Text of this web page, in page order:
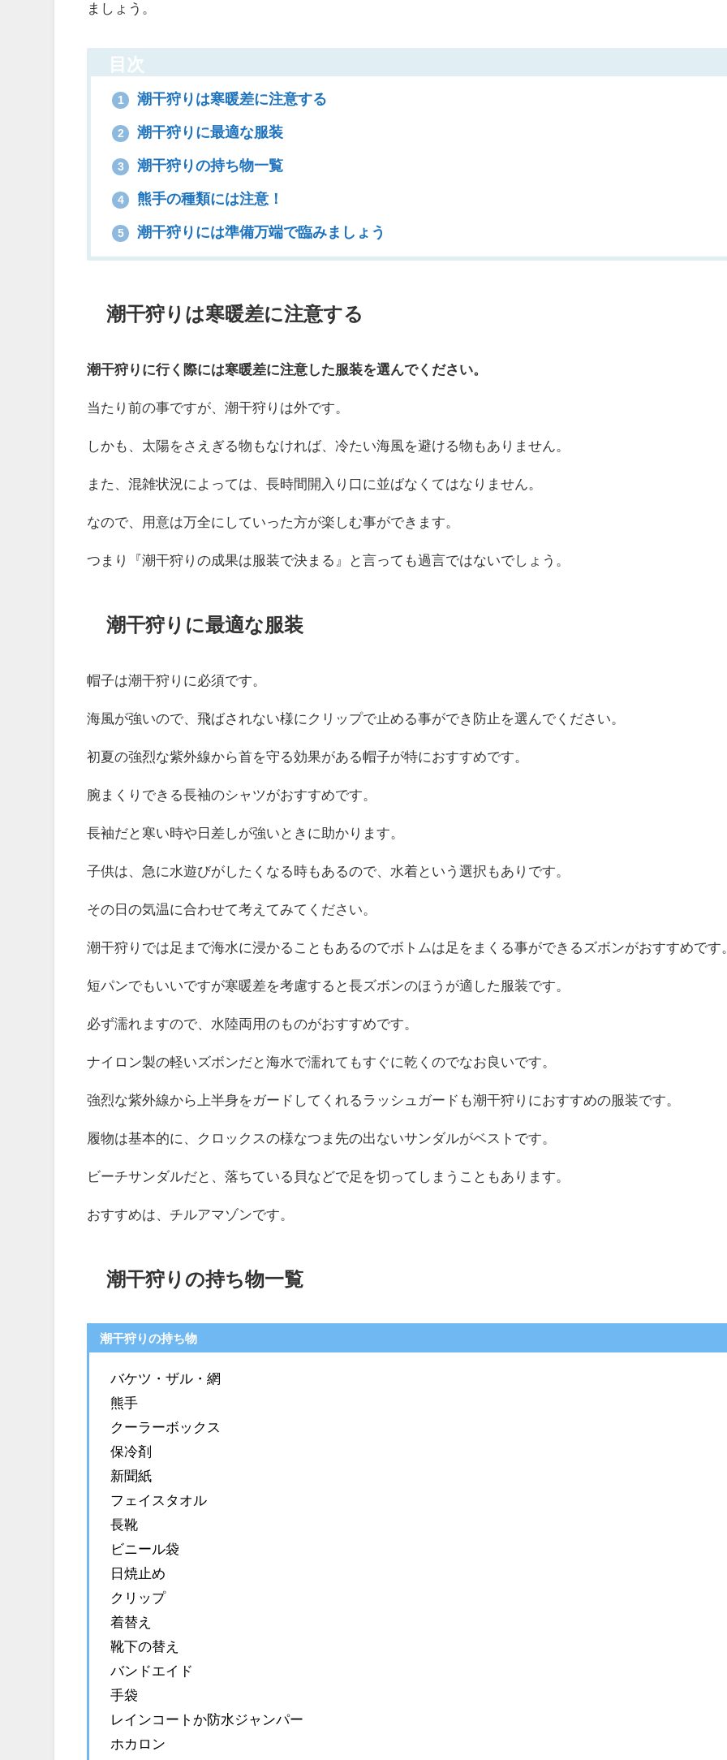
ましょう。
目次
1 潮干狩りは寒暖差に注意する
2 潮干狩りに最適な服装
3 潮干狩りの持ち物一覧
4 熊手の種類には注意！
5 潮干狩りには準備万端で臨みましょう
潮干狩りは寒暖差に注意する
潮干狩りに行く際には寒暖差に注意した服装を選んでください。
当たり前の事ですが、潮干狩りは外です。
しかも、太陽をさえぎる物もなければ、冷たい海風を避ける物もありません。
また、混雑状況によっては、長時間開入り口に並ばなくてはなりません。
なので、用意は万全にしていった方が楽しむ事ができます。
つまり『潮干狩りの成果は服装で決まる』と言っても過言ではないでしょう。
潮干狩りに最適な服装
帽子は潮干狩りに必須です。
海風が強いので、飛ばされない様にクリップで止める事ができ防止を選んでください。
初夏の強烈な紫外線から首を守る効果がある帽子が特におすすめです。
腕まくりできる長袖のシャツがおすすめです。
長袖だと寒い時や日差しが強いときに助かります。
子供は、急に水遊びがしたくなる時もあるので、水着という選択もありです。
その日の気温に合わせて考えてみてください。
潮干狩りでは足まで海水に浸かることもあるのでボトムは足をまくる事ができるズボンがおすすめです
短パンでもいいですが寒暖差を考慮すると長ズボンのほうが適した服装です。
必ず濡れますので、水陸両用のものがおすすめです。
ナイロン製の軽いズボンだと海水で濡れてもすぐに乾くのでなお良いです。
強烈な紫外線から上半身をガードしてくれるラッシュガードも潮干狩りにおすすめの服装です。
履物は基本的に、クロックスの様なつま先の出ないサンダルがベストです。
ビーチサンダルだと、落ちている貝などで足を切ってしまうこともあります。
おすすめは、チルアマゾンです。
潮干狩りの持ち物一覧
潮干狩りの持ち物
バケツ・ザル・網
熊手
クーラーボックス
保冷剤
新聞紙
フェイスタオル
長靴
ビニール袋
日焼止め
クリップ
着替え
靴下の替え
バンドエイド
手袋
レインコートか防水ジャンパー
ホカロン